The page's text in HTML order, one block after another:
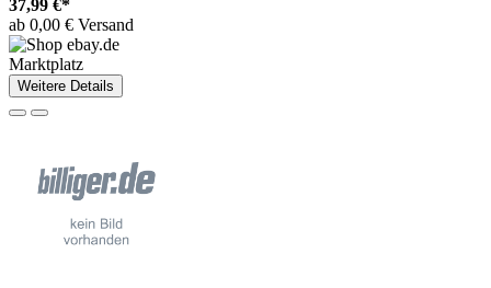
37,99 €*
ab 0,00 € Versand
Marktplatz
Weitere Details